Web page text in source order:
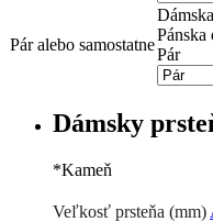
Pár alebo samostatne
Pánska
Pár
Dámsky
*Kameň
Veľkosť prsteňa (mm)